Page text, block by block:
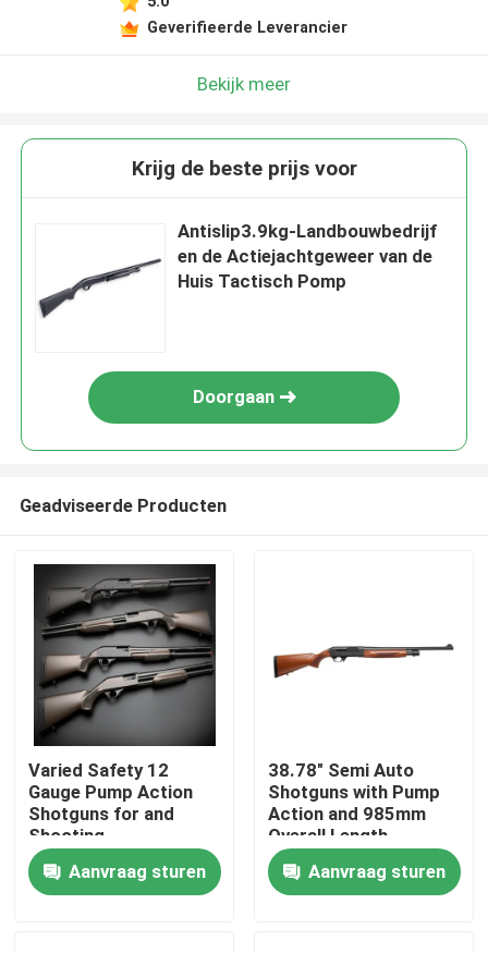
Thuis
Producten
Geverifieerde Leverancier
Bekijk meer
Krijg de beste prijs voor
Antislip3.9kg-Landbouwbedrijf
en de Actiejachtgeweer van de
Huis Tactisch Pomp
Doorgaan
Geadviseerde Producten
Varied Safety 12
Gauge Pump Action
Shotguns for and
Shooting
Performance
Aanvraag sturen
38.78" Semi Auto
Shotguns with Pump
Action and 985mm
Overall Length
Aanvraag sturen